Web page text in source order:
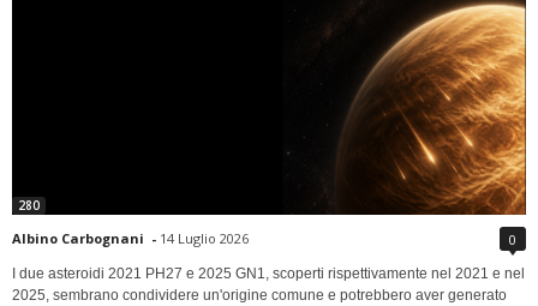
280
Albino Carbognani - 14 Luglio 2026 0
I due asteroidi 2021 PH27 e 2025 GN1, scoperti rispettivamente nel 2021 e nel
2025, sembrano condividere un'origine comune e potrebbero aver generato